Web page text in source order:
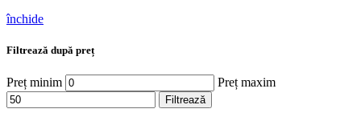
închide
Filtrează după preț
Preț minim Preț maxim
Filtrează